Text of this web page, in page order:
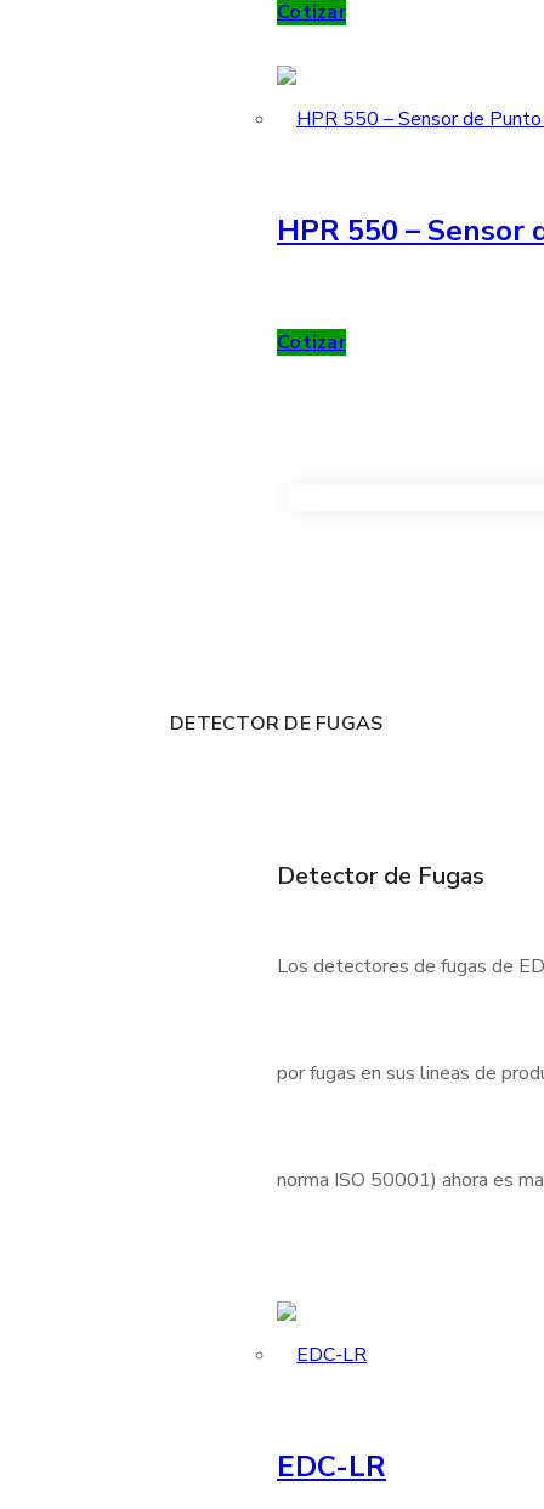
Cotizar
HPR 550 – Sensor
Cotizar
DETECTOR DE FUGAS
Detector de Fugas
Los detectores de fugas de
por fugas en sus lineas de
norma ISO 50001) ahora es
EDC-LR